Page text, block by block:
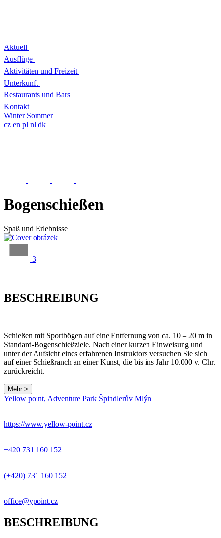
Aktuell
Ausflüge
Aktivitäten und Freizeit
Unterkunft
Restaurants und Bars
Kontakt
Winter Sommer
cz en pl nl dk
Bogenschießen
Spaß und Erlebnisse
3
BESCHREIBUNG
Schießen mit Sportbögen auf eine Entfernung von ca. 10 – 20 m in
Standard-Bogenschießziele. Nach einer kurzen Einweisung und
unter der Aufsicht eines erfahrenen Instruktors versuchen Sie sich
auf einer Schießranch an einer Kunst, die bis ins Jahr 10.000 v. Chr.
zurückreicht.
Mehr >
Yellow point, Adventure Park Špindlerův Mlýn
https://www.yellow-point.cz
+420 731 160 152
(+420) 731 160 152
office@ypoint.cz
BESCHREIBUNG